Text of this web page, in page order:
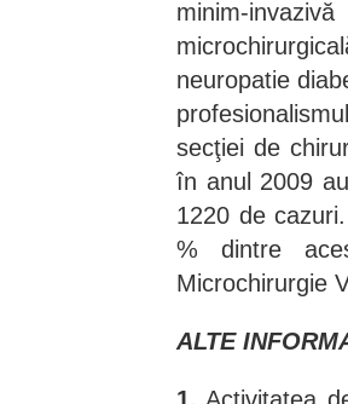
minim-
neuropatie
secţiei de
în anul 2009
1220 de
% dintre
Microchirurgie
ALTE